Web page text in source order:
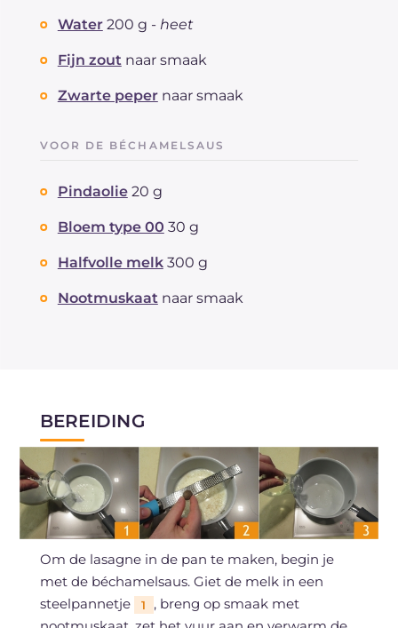
Water 200 g - heet
Fijn zout naar smaak
Zwarte peper naar smaak
VOOR DE BÉCHAMELSAUS
Pindaolie 20 g
Bloem type 00 30 g
Halfvolle melk 300 g
Nootmuskaat naar smaak
BEREIDING
Om de lasagne in de pan te maken, begin je
met de béchamelsaus. Giet de melk in een
steelpannetje
1
, breng op smaak met